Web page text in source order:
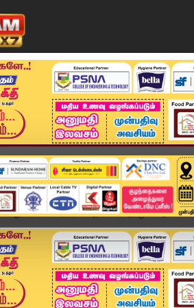
அண்மை தமிழ்நாடு சினிமா
"மதுரை மெட்ரோ ரயில் திட்டம் அதிமுக